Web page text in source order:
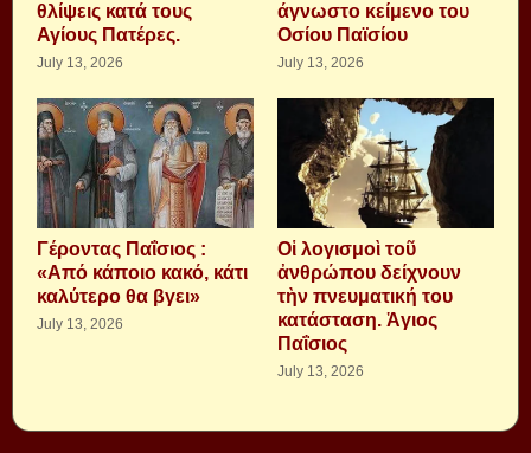
θλίψεις κατά τους
Αγίους Πατέρες.
July 13, 2026
άγνωστο κείμενο του
Οσίου Παϊσίου
July 13, 2026
Γέροντας Παΐσιος :
«Από κάποιο κακό, κάτι
καλύτερο θα βγει»
July 13, 2026
Οἱ λογισμοὶ τοῦ
ἀνθρώπου δείχνουν
τὴν πνευματική του
κατάσταση. Ἁγιος
Παΐσιος
July 13, 2026